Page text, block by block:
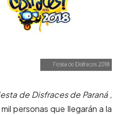
de Disfraces de Paraná ,
personas que llegarán a la